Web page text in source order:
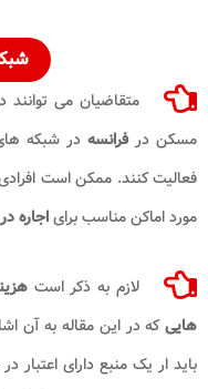
متقاضیان می
مسکن درفرانسه در شبکه
فعالیت کنند. ممکن است
مورد اماکن مناسب برایاجاره
لازم به ذکر است
هاییکه در این مقاله به آن
باید ار یک منبع دارای